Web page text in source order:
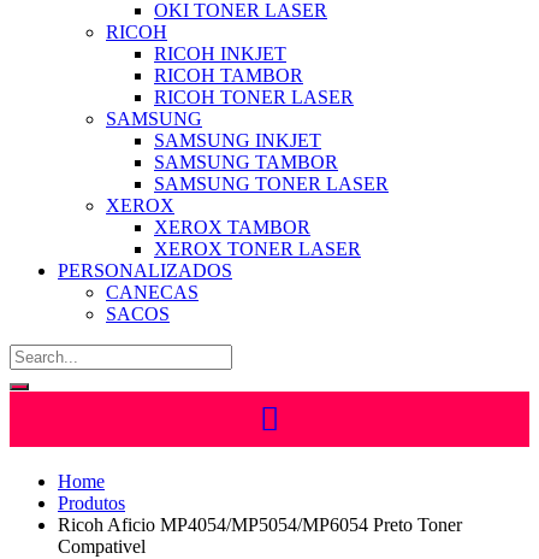
OKI TONER LASER
RICOH
RICOH INKJET
RICOH TAMBOR
RICOH TONER LASER
SAMSUNG
SAMSUNG INKJET
SAMSUNG TAMBOR
SAMSUNG TONER LASER
XEROX
XEROX TAMBOR
XEROX TONER LASER
PERSONALIZADOS
CANECAS
SACOS
Home
Produtos
Ricoh Aficio MP4054/MP5054/MP6054 Preto Toner
Compativel